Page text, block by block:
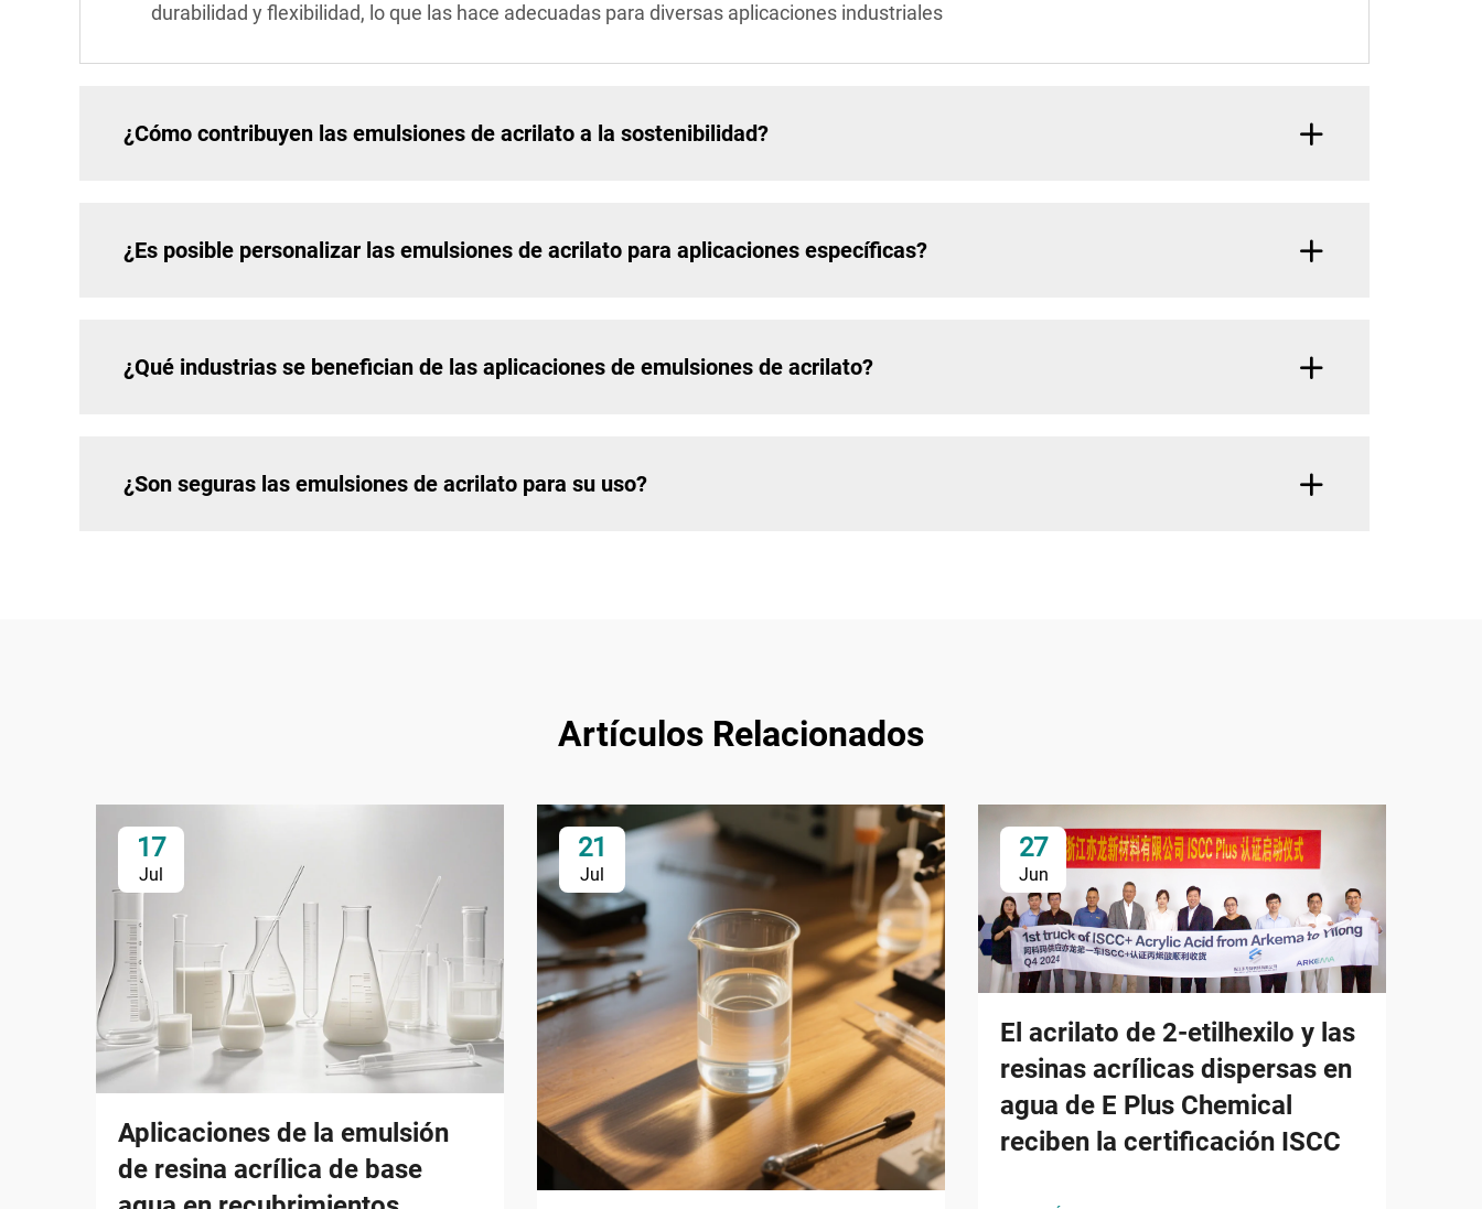
durabilidad y flexibilidad, lo que las hace adecuadas para diversas aplicaciones industriales
¿Cómo contribuyen las emulsiones de acrilato a la sostenibilidad?
¿Es posible personalizar las emulsiones de acrilato para aplicaciones específicas?
¿Qué industrias se benefician de las aplicaciones de emulsiones de acrilato?
¿Son seguras las emulsiones de acrilato para su uso?
Artículos Relacionados
17
Jul
Aplicaciones de la emulsión
de resina acrílica de base
21
Jul
27
Jun
El acrilato de 2-etilhexilo y las
resinas acrílicas dispersas en
agua de E Plus Chemical
reciben la certificación ISCC